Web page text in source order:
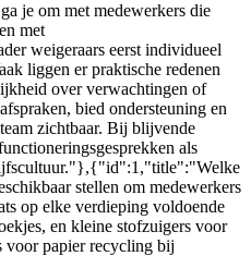
je om met medewerkers die
met
weigeraars eerst individueel
liggen er praktische redenen
over verwachtingen of
bied ondersteuning en
zichtbaar. Bij blijvende
als
stellen om medewerkers
op elke verdieping voldoende
en kleine stofzuigers voor
voor papier recycling bij